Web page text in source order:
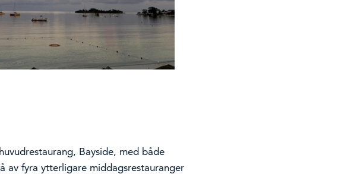
Bayside, med både
av fyra ytterligare middagsrestauranger